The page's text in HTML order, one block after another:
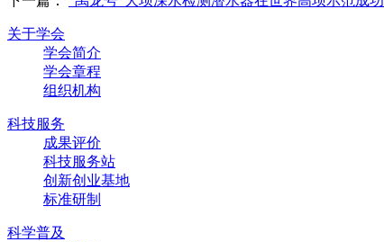
关于学会
学会简介
学会章程
组织机构
科技服务
成果评价
科技服务站
创新创业基地
标准研制
科学普及